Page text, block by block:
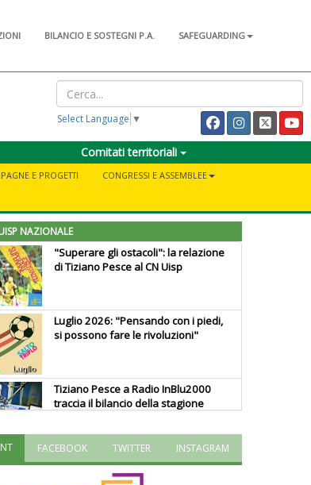
BILANCIO E SOSTEGNI P.A.
SAFEGUARDING
Select Language ▼
Comitati territoriali
E PROGETTI
CONGRESSI E ASSEMBLEE
NAZIONALE
"Superare gli ostacoli": la relazione
di Tiziano Pesce al CN Uisp
Luglio 2026: "Pensando con i piedi,
si possono fare le rivoluzioni"
Tiziano Pesce a Radio InBlu2000
traccia il bilancio della stagione
valorizzi le nostre specificità"
FACEBOOK TWITTER INSTAGRAM